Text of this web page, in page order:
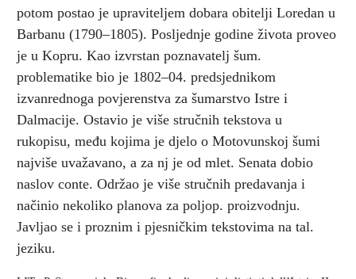
potom postao je upraviteljem dobara obitelji Loredan u
Barbanu (1790–1805). Posljednje godine života proveo
je u Kopru. Kao izvrstan poznavatelj šum.
problematike bio je 1802–04. predsjednikom
izvanrednoga povjerenstva za šumarstvo Istre i
Dalmacije. Ostavio je više stručnih tekstova u
rukopisu, među kojima je djelo o Motovunskoj šumi
najviše uvažavano, a za nj je od mlet. Senata dobio
naslov conte. Održao je više stručnih predavanja i
načinio nekoliko planova za poljop. proizvodnju.
Javljao se i proznim i pjesničkim tekstovima na tal.
jeziku.